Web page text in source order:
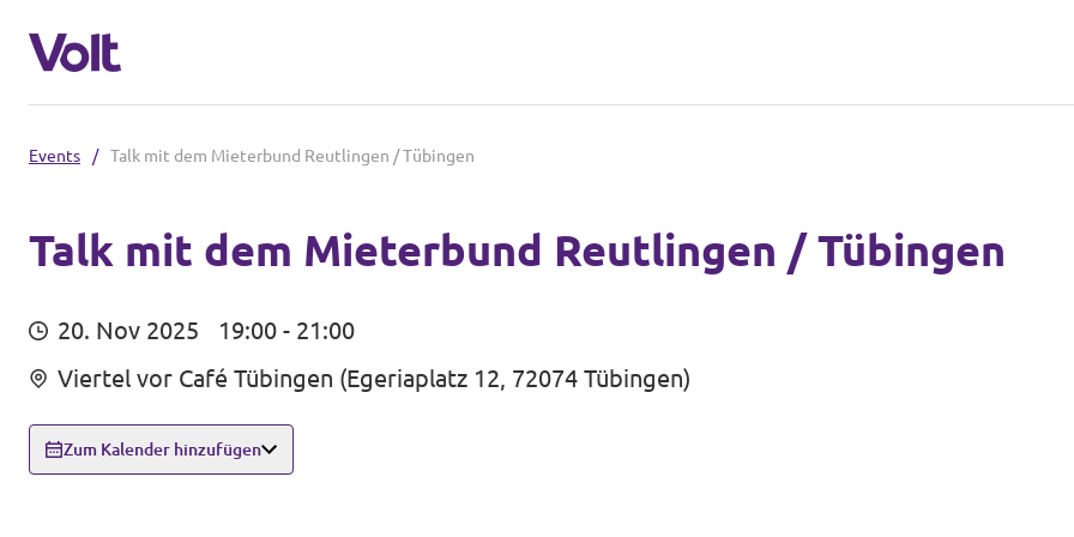
Volt in Baden-Württemberg
Lokale Teams
Volt in Deutschland
Website
Volt in deinem Bundesland
Menschen
Events / Talk mit dem Mieterbund Reutlingen / Tübingen
Talk mit dem Mieterbund Reutlingen / Tübingen
20. Nov 2025
19:00 - 21:00
Viertel vor Café Tübingen (Egeriaplatz 12, 72074 Tübingen)
Zum Kalender hinzufügen